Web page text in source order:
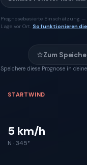
Prognosebasierte Einschätzung
Lage vor Ort. So funktionieren
☆Zum
Speichere diese Prognose in
STARTWIND
5 km/h
N · 345°